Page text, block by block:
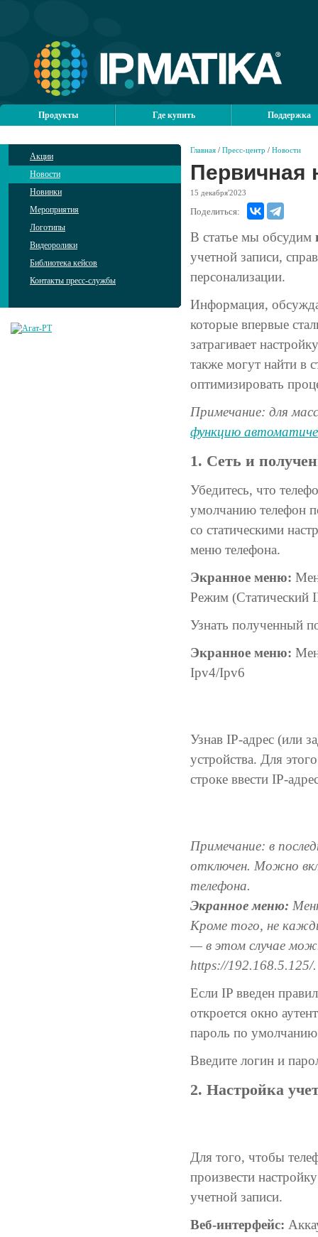
Продукты Где купить Поддержка
Акции
Новости
Новинки
Мероприятия
Логотипы
Видеоролики
Библиотека кейсов
Контакты пресс-службы
Главная / Пресс-центр / Новости
Первичная
15 декабря'2023
Поделиться:
В статье мы обсудим
учетной записи,
персонализации.
Информация,
которые впервые
затрагивает
также могут найти в
оптимизировать
Примечание: для
функцию
1. Сеть и
Убедитесь, что
умолчанию телефон
со статическими
меню телефона.
Экранное меню:
Режим (Статический
Узнать полученный
Экранное меню:
Ipv4/Ipv6
Узнав IP-адрес (или
устройства. Для
строке ввести IP-
Примечание: в
отключен. Можно
телефона.
Экранное меню:
Кроме того, не
— в этом случае
https://192.168.5.125/.
Если IP введен
откроется окно
пароль по
Введите логин и
2. Настройка
Для того, чтобы
произвести
учетной записи.
Веб-интерфейс: